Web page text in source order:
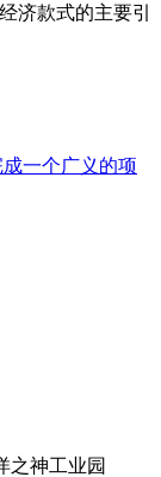
济款式的主要引
一个广义的项
之神工业园